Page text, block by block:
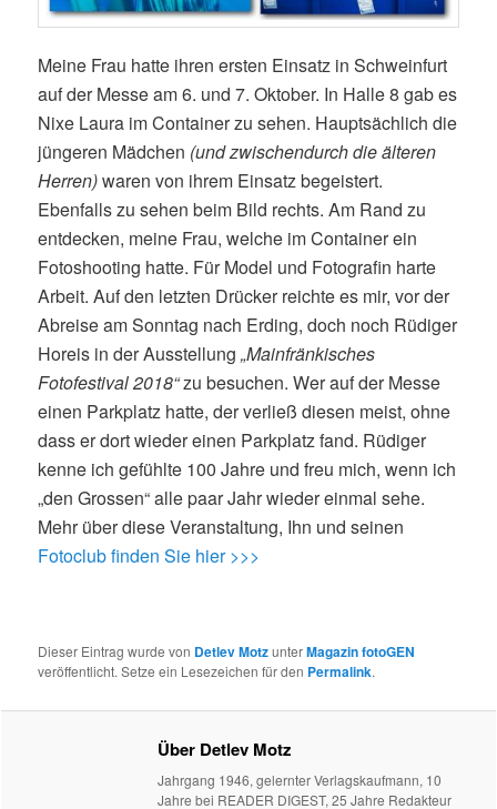
Meine Frau hatte ihren ersten Einsatz in Schweinfurt
auf der Messe am 6. und 7. Oktober. In Halle 8 gab es
Nixe Laura im Container zu sehen. Hauptsächlich die
jüngeren Mädchen (und zwischendurch die älteren
Herren)waren von ihrem Einsatz begeistert.
Ebenfalls zu sehen beim Bild rechts. Am Rand zu
entdecken, meine Frau, welche im Container ein
Fotoshooting hatte. Für Model und Fotografin harte
Arbeit. Auf den letzten Drücker reichte es mir, vor der
Abreise am Sonntag nach Erding, doch noch Rüdiger
Horeis in der Ausstellung„Mainfränkisches
Fotofestival 2018“zu besuchen. Wer auf der Messe
einen Parkplatz hatte, der verließ diesen meist, ohne
dass er dort wieder einen Parkplatz fand. Rüdiger
kenne ich gefühlte 100 Jahre und freu mich, wenn ich
„den Grossen“ alle paar Jahr wieder einmal sehe.
Mehr über diese Veranstaltung, Ihn und seinen
Fotoclub finden Sie hier >>>
Dieser Eintrag wurde von Detlev MotzunterMagazin fotoGEN
veröffentlicht. Setze ein Lesezeichen für den Permalink.
Über Detlev Motz
Jahrgang 1946, gelernter Verlagskaufmann, 10
Jahre bei READER DIGEST, 25 Jahre Redakteur